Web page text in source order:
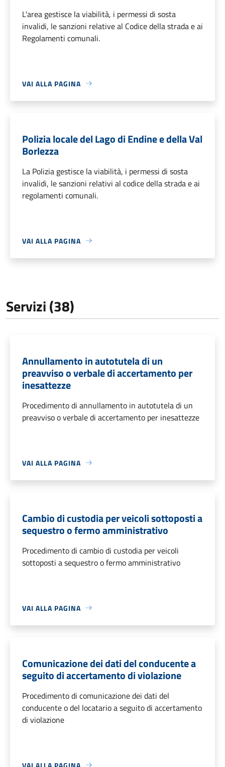
L'area gestisce la viabilità, i permessi di sosta
invalidi, le sanzioni relative al Codice della strada e ai
Regolamenti comunali.
VAI ALLA PAGINA
Polizia locale del Lago di Endine e della Val
Borlezza
La Polizia gestisce la viabilità, i permessi di sosta
invalidi, le sanzioni relativi al codice della strada e ai
regolamenti comunali.
VAI ALLA PAGINA
Servizi (38)
Annullamento in autotutela di un
preavviso o verbale di accertamento per
inesattezze
Procedimento di annullamento in autotutela di un
preavviso o verbale di accertamento per inesattezze
VAI ALLA PAGINA
Cambio di custodia per veicoli sottoposti a
sequestro o fermo amministrativo
Procedimento di cambio di custodia per veicoli
sottoposti a sequestro o fermo amministrativo
VAI ALLA PAGINA
Comunicazione dei dati del conducente a
seguito di accertamento di violazione
Procedimento di comunicazione dei dati del
conducente o del locatario a seguito di accertamento
di violazione